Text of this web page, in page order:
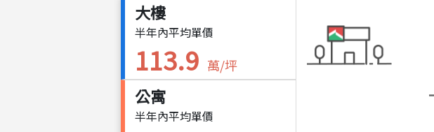
大樓
半年內平均單價
113.9 萬/坪
公寓
半年內平均單價